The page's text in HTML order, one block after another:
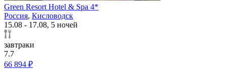
Green Resort Hotel & Spa 4*
Россия, Кисловодск
15.08 - 17.08, 5 ночей
завтраки
7.7
66 894 ₽